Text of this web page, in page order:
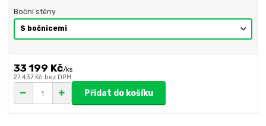
Boční stěny
33 199 Kč/ks
27 437 Kč bez DPH
Přidat do košíku